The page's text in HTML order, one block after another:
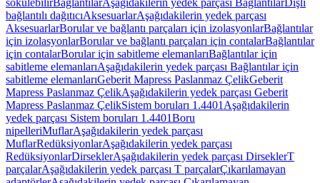
sökülebilirBağlantılarAşağıdakilerin yedek parçası BağlantılarDişli
bağlantılı dağıtıcıAksesuarlarAşağıdakilerin yedek parçası
AksesuarlarBorular ve bağlantı parçaları için izolasyonlarBağlantılar
için izolasyonlarBorular ve bağlantı parçaları için contalarBağlantılar
için contalarBorular için sabitleme elemanlarıBağlantılar için
sabitleme elemanlarıAşağıdakilerin yedek parçası Bağlantılar için
sabitleme elemanlarıGeberit Mapress Paslanmaz ÇelikGeberit
Mapress Paslanmaz ÇelikAşağıdakilerin yedek parçası Geberit
Mapress Paslanmaz ÇelikSistem boruları 1.4401 Aşağıdakilerin
yedek parçası Sistem boruları 1.4401Boru
nipelleriMuflarAşağıdakilerin yedek parçası
MuflarRedüksiyonlarAşağıdakilerin yedek parçası
RedüksiyonlarDirseklerAşağıdakilerin yedek parçası DirseklerT
parçalarAşağıdakilerin yedek parçası T parçalarÇıkarılamayan